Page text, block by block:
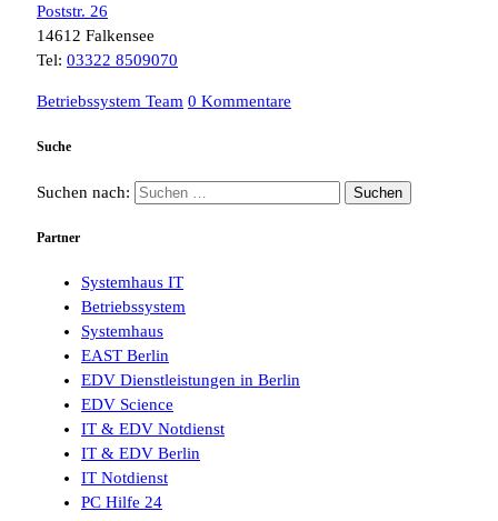
Poststr. 26
14612 Falkensee
Tel: 03322 8509070
Betriebssystem Team 0 Kommentare
Suche
Suchen nach:
Partner
Systemhaus IT
Betriebssystem
Systemhaus
EAST Berlin
EDV Dienstleistungen in Berlin
EDV Science
IT & EDV Notdienst
IT & EDV Berlin
IT Notdienst
PC Hilfe 24